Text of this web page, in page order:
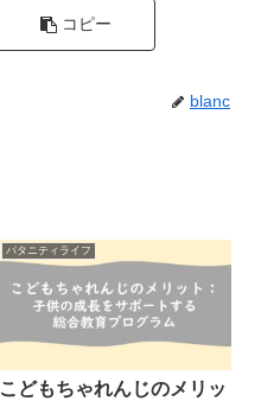
コピー
blanc
パタニティライフ
こどもちゃれんじのメリッ